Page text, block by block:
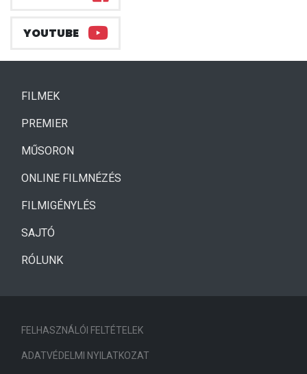
YOUTUBE
FILMEK(CURRENT)
PREMIER
MŰSORON
ONLINE FILMNÉZÉS
FILMIGÉNYLÉS
SAJTÓ
RÓLUNK
FELHASZNÁLÓI FELTÉTELEK
ADATVÉDELMI NYILATKOZAT